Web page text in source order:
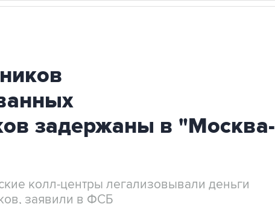
задержаны в "Москва-
колл-центры легализовывали деньги
заявили в ФСБ